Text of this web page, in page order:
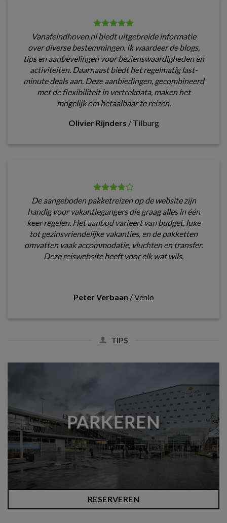
Vanafeindhoven.nl biedt uitgebreide informatie
over diverse bestemmingen. Ik waardeer de blogs,
tips en aanbevelingen voor bezienswaardigheden en
activiteiten. Daarnaast biedt het regelmatig last-
minute deals aan. Deze aanbiedingen, gecombineerd
met de flexibiliteit in vertrekdata, maken het
mogelijk om betaalbaar te reizen.
Olivier Rijnders / Tilburg
De aangeboden pakketreizen op de website zijn
handig voor vakantiegangers die graag alles in één
keer regelen. Het aanbod varieert van budget, luxe
tot gezinsvriendelijke vakanties, en de pakketten
omvatten vaak accommodatie, vluchten en transfer.
Deze reiswebsite heeft voor elk wat wils.
Peter Verbaan /Venlo
TIPS
PARKEREN
RESERVEREN